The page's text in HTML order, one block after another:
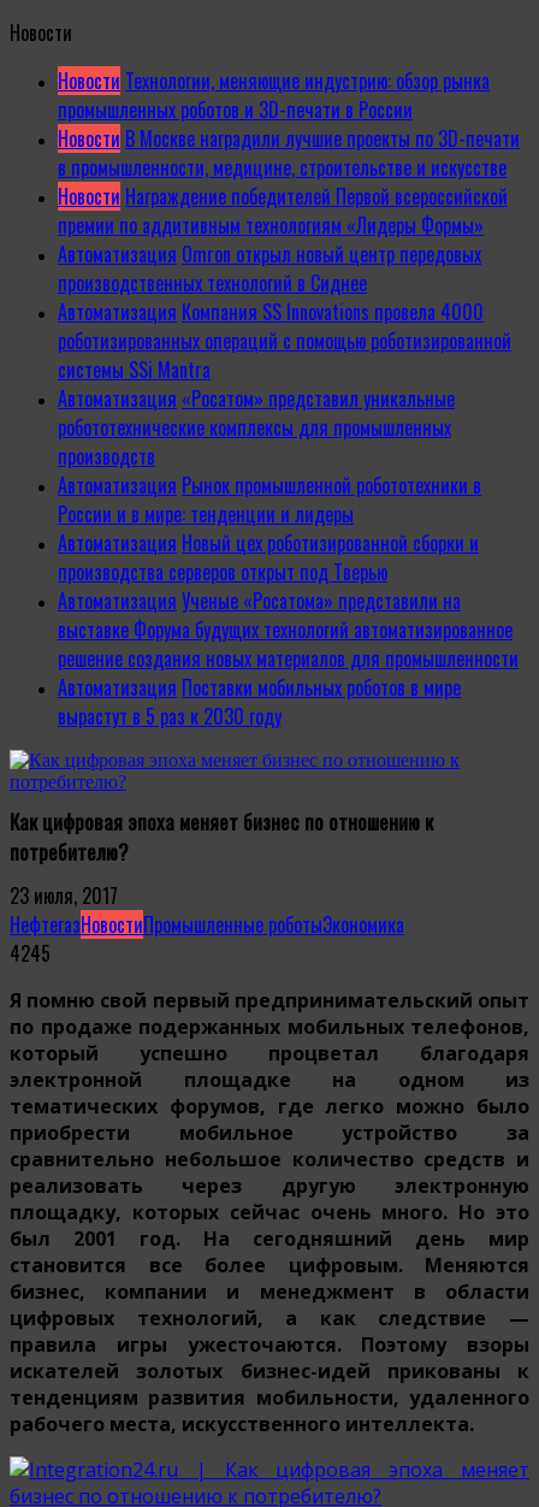
Новости
Новости Технологии, меняющие индустрию: обзор рынка
промышленных роботов и 3D-печати в России
Новости В Москве наградили лучшие проекты по 3D-печати
в промышленности, медицине, строительстве и искусстве
Новости Награждение победителей Первой всероссийской
премии по аддитивным технологиям «Лидеры Формы»
Автоматизация Omron открыл новый центр передовых
производственных технологий в Сиднее
Автоматизация Компания SS Innovations провела 4000
роботизированных операций с помощью роботизированной
системы SSi Mantra
Автоматизация «Росатом» представил уникальные
робототехнические комплексы для промышленных
производств
Автоматизация Рынок промышленной робототехники в
России и в мире: тенденции и лидеры
Автоматизация Новый цех роботизированной сборки и
производства серверов открыт под Тверью
Автоматизация Ученые «Росатома» представили на
выставке Форума будущих технологий автоматизированное
решение создания новых материалов для промышленности
Автоматизация Поставки мобильных роботов в мире
вырастут в 5 раз к 2030 году
Как цифровая эпоха меняет бизнес по отношению к
потребителю?
23 июля, 2017
НефтегазНовостиПромышленные роботыЭкономика
4245
Я помню свой первый предпринимательский опыт
по продаже подержанных мобильных телефонов,
который успешно процветал благодаря
электронной площадке на одном из
тематических форумов, где легко можно было
приобрести мобильное устройство за
сравнительно небольшое количество средств и
реализовать через другую электронную
площадку, которых сейчас очень много. Но это
был 2001 год. На сегодняшний день мир
становится все более цифровым. Меняются
бизнес, компании и менеджмент в области
цифровых технологий, а как следствие —
правила игры ужесточаются. Поэтому взоры
искателей золотых бизнес-идей прикованы к
тенденциям развития мобильности, удаленного
рабочего места, искусственного интеллекта.